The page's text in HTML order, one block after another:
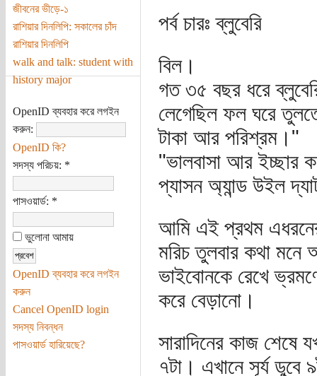
জীবনের ভীড়ে-১
রাশিয়ার দিনলিপি: সকালের চাঁদ
রাশিয়ার দিনলিপি
walk and talk: student with
history major
OpenID ব্যবহার করে লগইন
করুন:
OpenID কি?
সদস্য পরিচয়: *
পাসওয়ার্ড: *
ভুলোনা আমায়
OpenID ব্যবহার করে লগইন
করুন
Cancel OpenID login
সদস্য নিবন্ধন
পাসওয়ার্ড হারিয়েছে?
পর্ব চারঃ ব্লুবেরি
বিল।
গত ৩৫ বছর ধরে
লেগেছিল ফল ঘরে
টাকা আর পরিশ্রম।"
"ভালবাসা আর ইচ্ছার
প্যাসন অ্যান্ড উইল
আমি এই প্রথম এধরনের
মরিচ তুলবার কথা
ভাইবোনকে রেখে
করে বেড়ানো।
সারাদিনের কাজ শেষে
৭টা। এখানে সূর্য ডুবে